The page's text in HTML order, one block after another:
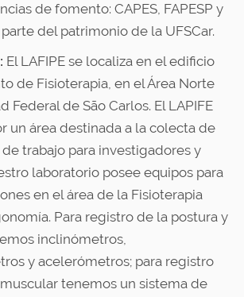
de fomento: CAPES, FAPESP y
del patrimonio de la UFSCar.
El LAFIPE se localiza en el edificio
de Fisioterapia, en el Área Norte
Federal de São Carlos. El LAPIFE
un área destinada a la colecta de
trabajo para investigadores y
laboratorio posee equipos para
en el área de la Fisioterapia
Para registro de la postura y
inclinómetros,
y acelerómetros; para registro
tenemos un sistema de